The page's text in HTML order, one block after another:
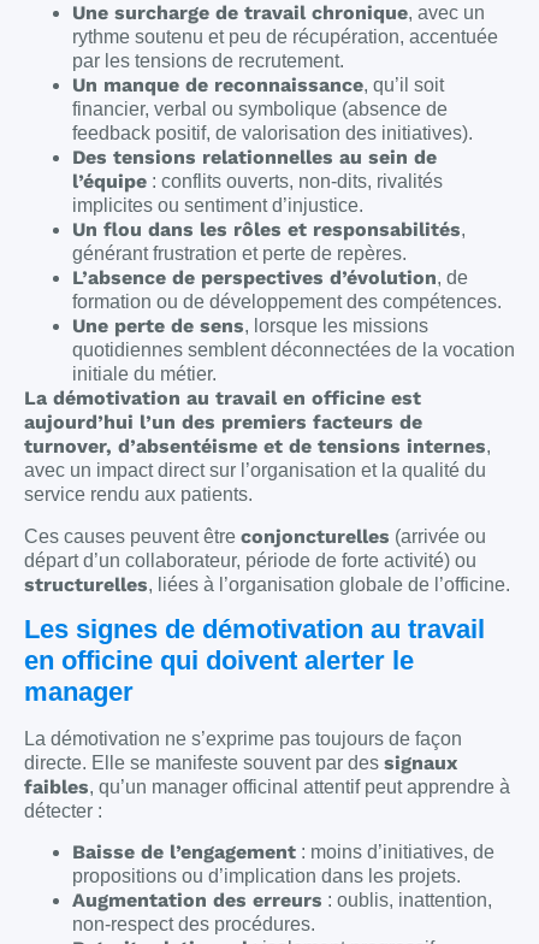
Une surcharge de travail chronique, avec un
rythme soutenu et peu de récupération, accentuée
par les tensions de recrutement.
Un manque de reconnaissance, qu’il soit
financier, verbal ou symbolique (absence de
feedback positif, de valorisation des initiatives).
Des tensions relationnelles au sein de
l’équipe : conflits ouverts, non-dits, rivalités
implicites ou sentiment d’injustice.
Un flou dans les rôles et responsabilités,
générant frustration et perte de repères.
L’absence de perspectives d’évolution, de
formation ou de développement des compétences.
Une perte de sens, lorsque les missions
quotidiennes semblent déconnectées de la vocation
initiale du métier.
La démotivation au travail en officine est
aujourd’hui l’un des premiers facteurs de
turnover, d’absentéisme et de tensions internes,
avec un impact direct sur l’organisation et la qualité du
service rendu aux patients.
Ces causes peuvent être conjoncturelles (arrivée ou
départ d’un collaborateur, période de forte activité) ou
structurelles, liées à l’organisation globale de l’officine.
Les signes de démotivation au travail
en officine qui doivent alerter le
manager
La démotivation ne s’exprime pas toujours de façon
directe. Elle se manifeste souvent par des signaux
faibles, qu’un manager officinal attentif peut apprendre à
détecter :
Baisse de l’engagement : moins d’initiatives, de
propositions ou d’implication dans les projets.
Augmentation des erreurs : oublis, inattention,
non-respect des procédures.